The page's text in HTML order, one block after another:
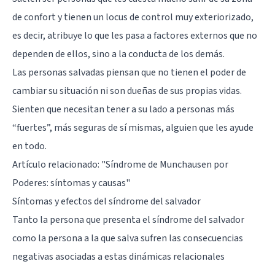
de confort y tienen un locus de control muy exteriorizado,
es decir, atribuye lo que les pasa a factores externos que no
dependen de ellos, sino a la conducta de los demás.
Las personas salvadas piensan que no tienen el poder de
cambiar su situación ni son dueñas de sus propias vidas.
Sienten que necesitan tener a su lado a personas más
“fuertes”, más seguras de sí mismas, alguien que les ayude
en todo.
Artículo relacionado: "Síndrome de Munchausen por
Poderes: síntomas y causas"
Síntomas y efectos del síndrome del salvador
Tanto la persona que presenta el síndrome del salvador
como la persona a la que salva sufren las consecuencias
negativas asociadas a estas dinámicas relacionales